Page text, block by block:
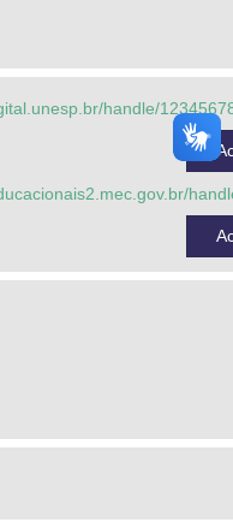
handle/